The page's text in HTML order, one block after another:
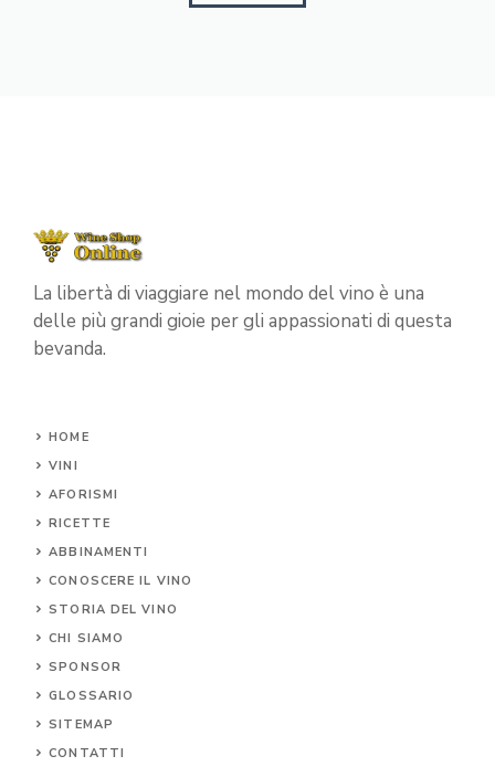
La libertà di viaggiare nel mondo del vino è una
delle più grandi gioie per gli appassionati di questa
bevanda.
HOME
VINI
AFORISMI
RICETTE
ABBINAMENTI
CONOSCERE IL VINO
STORIA DEL VINO
CHI SIAMO
SPONSOR
GLOSSARIO
SITEMAP
CONTATTI